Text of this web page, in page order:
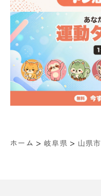
ホーム > 岐阜県 > 山県市